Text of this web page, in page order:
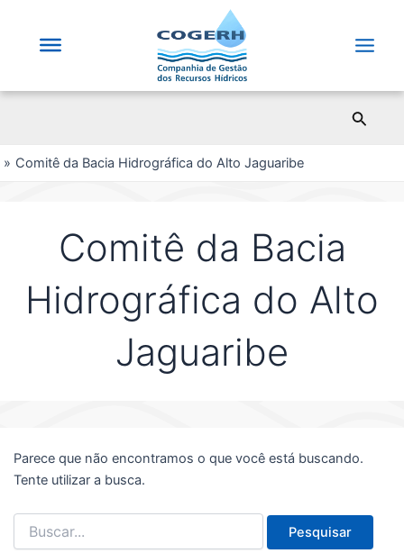
Comitê da Bacia Hidrográfica do Alto Jaguaribe
Comitê da Bacia
Hidrográfica do Alto
Jaguaribe
Parece que não encontramos o que você está buscando.
Tente utilizar a busca.
Pesquisar
por: